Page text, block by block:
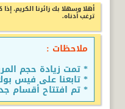
أهلا وسهلا بك زائرنا الكريم،
ترغب أدناه.
ملاحظات :
* تمت زيادة حجم
* تابعنا على فيس
* تم افتتاح أقسام